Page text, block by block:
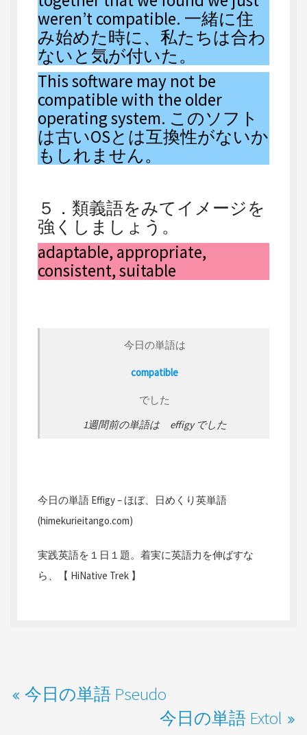
weren’t compatible. 一緒に住
み始めた時に、私たちは合わ
ないと気が付いた。
This software may not be
compatible with the older
operating system. このソフト
は古いOSとは互換性がないか
もしれません。
５．類義語をみてイメージを
強くしましょう。
adaptable, appropriate,
consistent, suitable
今日の単語は
compatible
でした
1週間前の単語は effigy でした
今日の単語 Effigy – ほぼ、日めくり英単語
(himekurieitango.com)
実践英語を１日１題。着実に英語力を伸ばすな
ら、【 HiNative Trek 】
今日の単語 Pseudo
今日の単語 Extol